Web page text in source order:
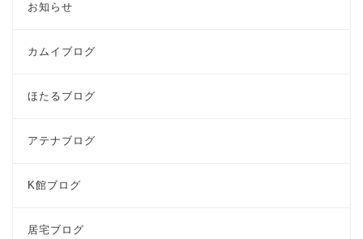
お知らせ
カムイブログ
ほたるブログ
アテナブログ
K館ブログ
居宅ブログ